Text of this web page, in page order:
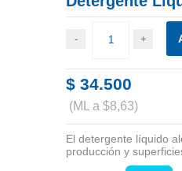
$ 34.500
(ML a $8,63)
El detergente líquido
producción y